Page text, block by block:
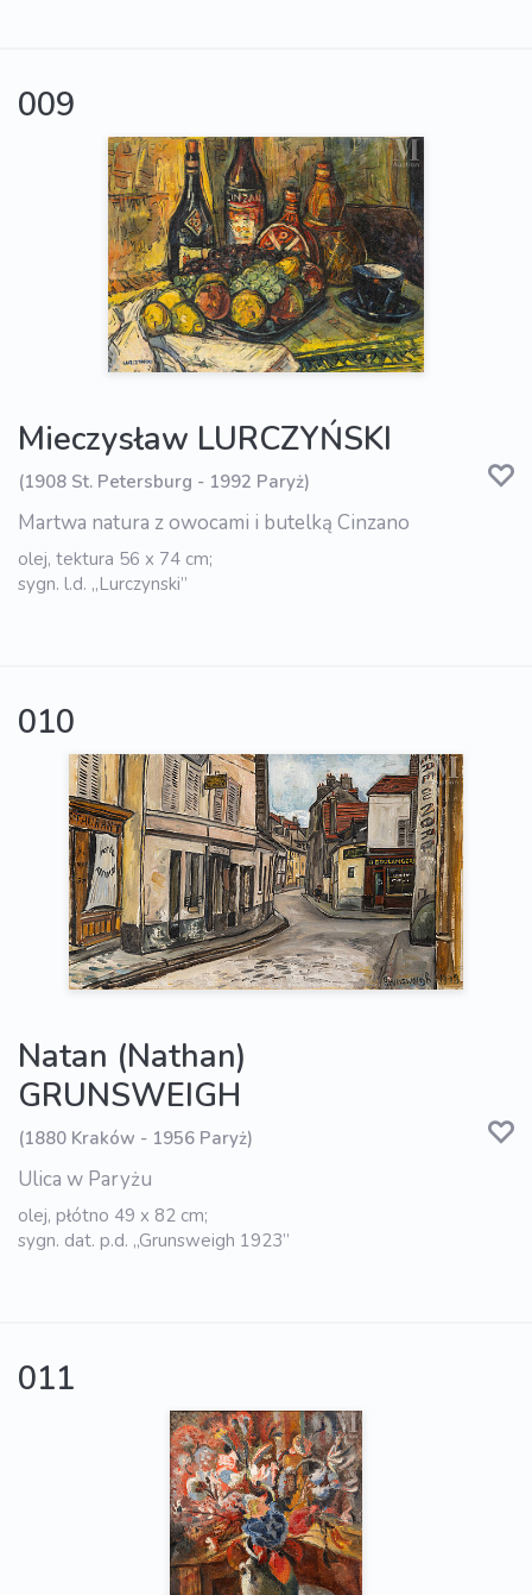
009
Mieczysław LURCZYŃSKI
(1908 St. Petersburg - 1992 Paryż)
Martwa natura z owocami i butelką Cinzano
olej, tektura 56 x 74 cm;
sygn. l.d. „Lurczynski”
010
Natan (Nathan)
GRUNSWEIGH
(1880 Kraków - 1956 Paryż)
Ulica w Paryżu
olej, płótno 49 x 82 cm;
sygn. dat. p.d. „Grunsweigh 1923”
011